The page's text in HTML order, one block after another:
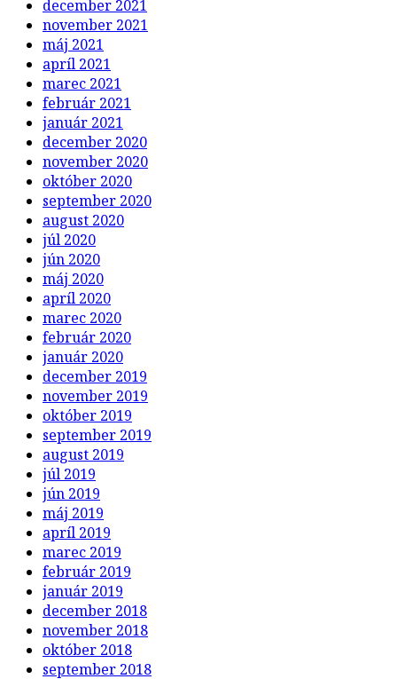
december 2021
november 2021
máj 2021
apríl 2021
marec 2021
február 2021
január 2021
december 2020
november 2020
október 2020
september 2020
august 2020
júl 2020
jún 2020
máj 2020
apríl 2020
marec 2020
február 2020
január 2020
december 2019
november 2019
október 2019
september 2019
august 2019
júl 2019
jún 2019
máj 2019
apríl 2019
marec 2019
február 2019
január 2019
december 2018
november 2018
október 2018
september 2018